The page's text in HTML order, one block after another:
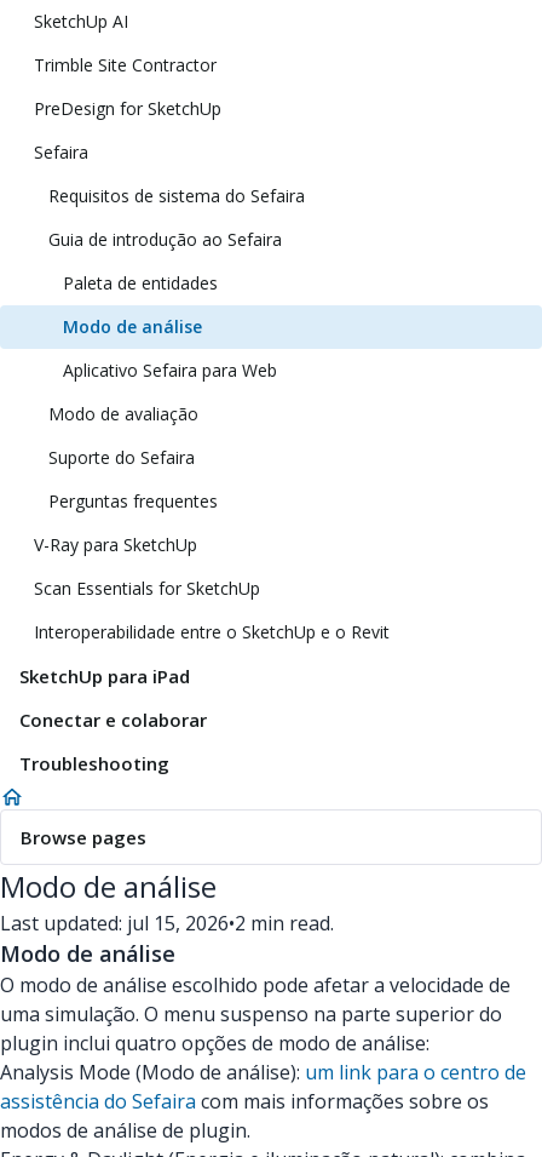
SketchUp AI
Trimble Site Contractor
PreDesign for SketchUp
Sefaira
Requisitos de sistema do Sefaira
Guia de introdução ao Sefaira
Paleta de entidades
Modo de análise
Aplicativo Sefaira para Web
Modo de avaliação
Suporte do Sefaira
Perguntas frequentes
V-Ray para SketchUp
Scan Essentials for SketchUp
Interoperabilidade entre o SketchUp e o Revit
SketchUp para iPad
Conectar e colaborar
Troubleshooting
Browse pages
Modo de análise
Last updated: jul 15, 2026•2 min read.
Modo de análise
O modo de análise escolhido pode afetar a velocidade de
uma simulação. O menu suspenso na parte superior do
plugin inclui quatro opções de modo de análise:
Analysis Mode (Modo de análise): um link para o centro de
assistência do Sefaira com mais informações sobre os
modos de análise de plugin.